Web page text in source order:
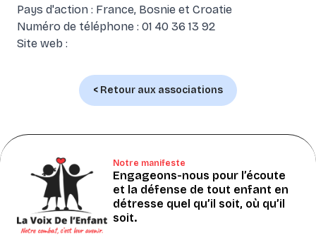
Pays d'action : France, Bosnie et Croatie
Numéro de téléphone : 01 40 36 13 92
Site web :
< Retour aux associations
Notre manifeste
Engageons-nous pour l’écoute
et la défense de tout enfant en
détresse quel qu’il soit, où qu’il
soit.